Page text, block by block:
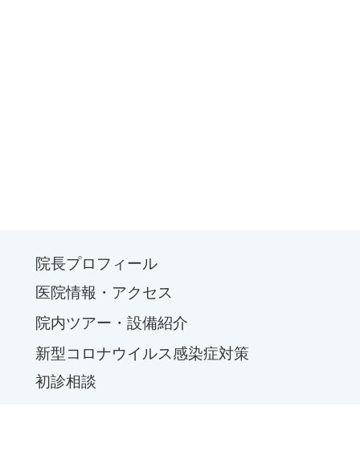
院長プロフィール
医院情報・アクセス
院内ツアー・設備紹介
新型コロナウイルス感染症対策
初診相談